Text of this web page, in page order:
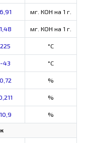
6,91 мг. КОН на 1 г.
1,48 мг. КОН на 1 г.
225 °C
-43 °C
0,72 %
%
10,9 %